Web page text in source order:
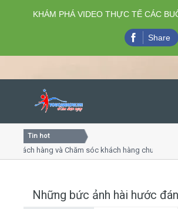
Close
Home
Tin hot
hàng và Chăm sóc khách hàng chuyên nghiệp
Những bức ảnh hài hước
KHÁM PHÁ VIDEO THỰC TẾ CÁC
Share